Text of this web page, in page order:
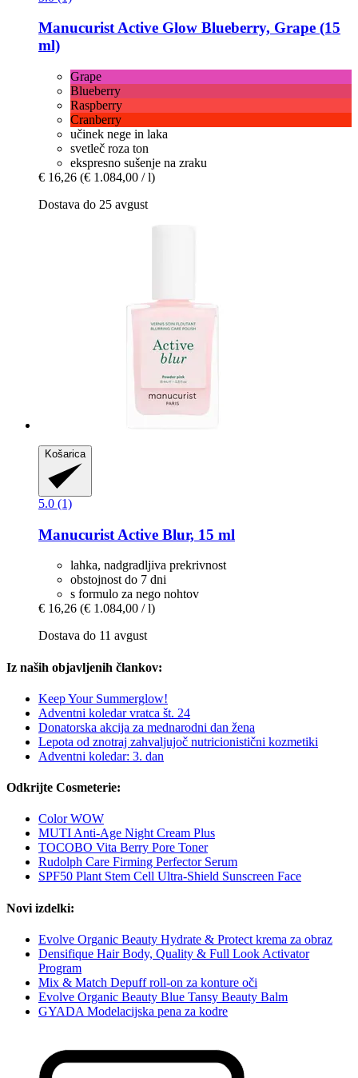
ManucuristActive Glow Blueberry, Grape (15
ml)
Grape
Blueberry
Raspberry
Cranberry
učinek nege in laka
svetleč roza ton
ekspresno sušenje na zraku
€ 16,26 (€ 1.084,00 / l)
Dostava do 25 avgust
Košarica
5.0 (1)
Manucurist Active Blur, 15 ml
lahka, nadgradljiva prekrivnost
obstojnost do 7 dni
s formulo za nego nohtov
€ 16,26 (€ 1.084,00 / l)
Dostava do 11 avgust
Iz naših objavljenih člankov:
Keep Your Summerglow!
Adventni koledar vratca št. 24
Donatorska akcija za mednarodni dan žena
Lepota od znotraj zahvaljujoč nutricionistični kozmetiki
Adventni koledar: 3. dan
Odkrijte Cosmeterie:
Color WOW
MUTI Anti-Age Night Cream Plus
TOCOBO Vita Berry Pore Toner
Rudolph Care Firming Perfector Serum
SPF50 Plant Stem Cell Ultra-Shield Sunscreen Face
Novi izdelki:
Evolve Organic Beauty Hydrate & Protect krema za obraz
Densifique Hair Body, Quality & Full Look Activator
Program
Mix & Match Depuff roll-on za konture oči
Evolve Organic Beauty Blue Tansy Beauty Balm
GYADA Modelacijska pena za kodre